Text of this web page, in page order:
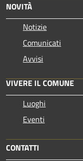
NOVITÀ
Notizie
Comunicati
Avvisi
VIVERE IL COMUNE
Luoghi
Eventi
CONTATTI